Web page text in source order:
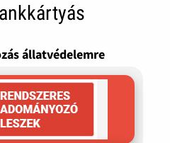
állatvédelemre